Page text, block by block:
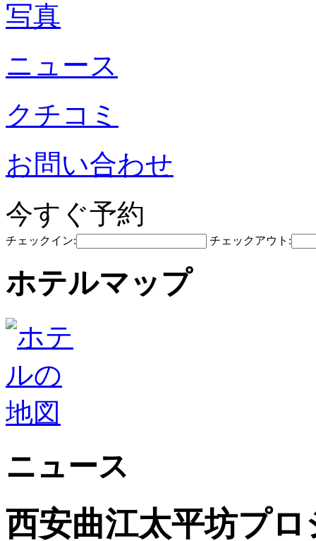
写真
ニュース
クチコミ
お問い合わせ
今すぐ予約
チェックイン: チェックアウト:
ホテルマップ
ニュース
西安曲江太平坊プ